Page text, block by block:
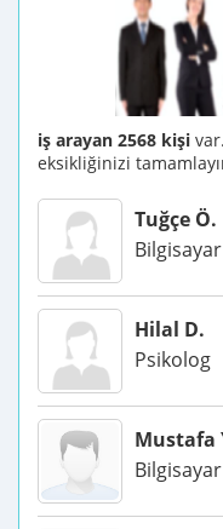
iş arayan 2568 kişi
eksikliğinizi
Tuğçe Ö.
Hilal D.
Psikolog
Mustafa